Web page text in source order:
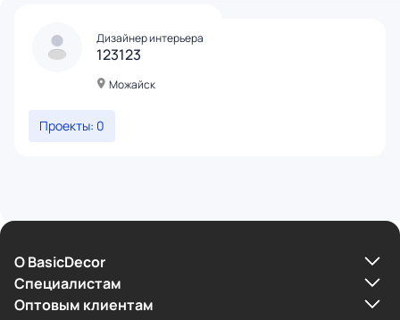
Дизайнер интерьера
123123
Можайск
Проекты: 0
О BasicDecor
Cпециалистам
Оптовым клиентам